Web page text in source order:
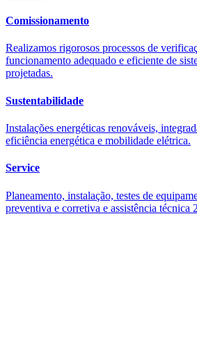
Comissionamento
Realizamos rigorosos processos de
funcionamento adequado e eficiente de
projetadas.
Sustentabilidade
Instalações energéticas renováveis,
eficiência energética e mobilidade elétrica.
Service
Planeamento, instalação, testes de
preventiva e corretiva e assistência técnica